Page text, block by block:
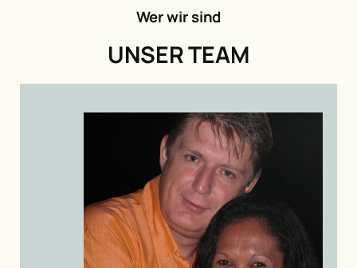
Wer wir sind
UNSER TEAM